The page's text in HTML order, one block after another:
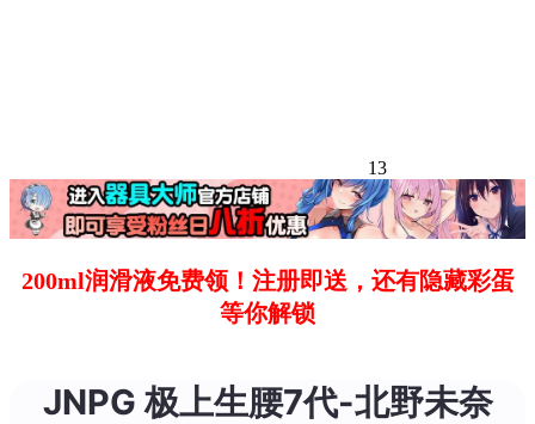
13
200ml润滑液免费领！注册即送，还有隐藏彩蛋
等你解锁
JNPG 极上生腰7代-北野未奈